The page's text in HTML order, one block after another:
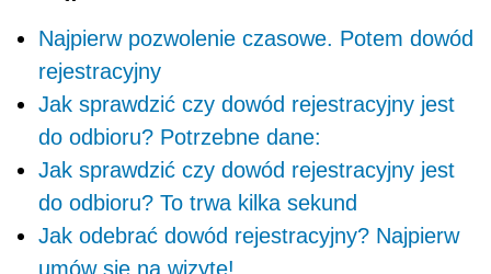
Najpierw pozwolenie czasowe. Potem dowód
rejestracyjny
Jak sprawdzić czy dowód rejestracyjny jest
do odbioru? Potrzebne dane:
Jak sprawdzić czy dowód rejestracyjny jest
do odbioru? To trwa kilka sekund
Jak odebrać dowód rejestracyjny? Najpierw
umów się na wizytę!